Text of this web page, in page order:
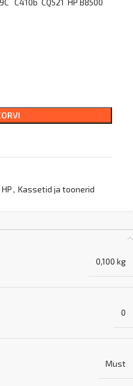
C410b CQ521 HP B8500
HP, Kassetid ja toonerid
0,100 kg
0
Must